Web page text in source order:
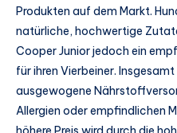
Produkten auf dem Markt.
natürliche, hochwertige
Cooper Junior jedoch ein
für ihren Vierbeiner.
ausgewogene
Allergien oder empfindlichen